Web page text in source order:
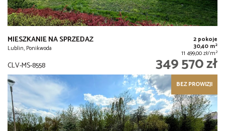
MIESZKANIE NA SPRZEDAŻ
Lublin, Ponikwoda
2 pokoje
30,40 m2
11 499,00 zł/m2
CLV-MS-8558 349 570 zł
BEZ PROWIZJI